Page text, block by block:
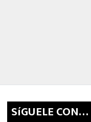
SíGUELE CON…